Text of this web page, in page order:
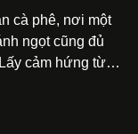
cà phê, nơi một
ngọt cũng đủ
Lấy cảm hứng từ
ngà cùng những